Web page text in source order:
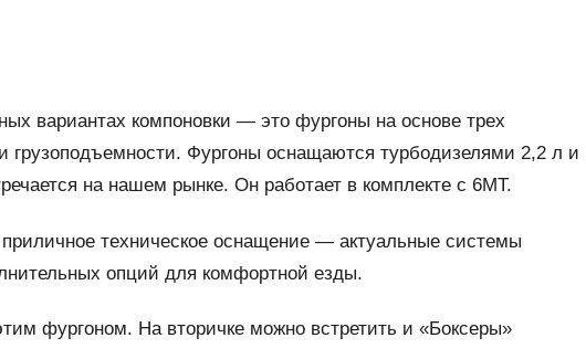
вариантах компоновки — это фургоны на основе трех
грузоподъемности. Фургоны оснащаются турбодизелями 2,2 л и
на нашем рынке. Он работает в комплекте с 6MT.
техническое оснащение — актуальные системы
опций для комфортной езды.
фургоном. На вторичке можно встретить и «Боксеры»